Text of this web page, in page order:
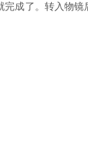
成了。转入物镜